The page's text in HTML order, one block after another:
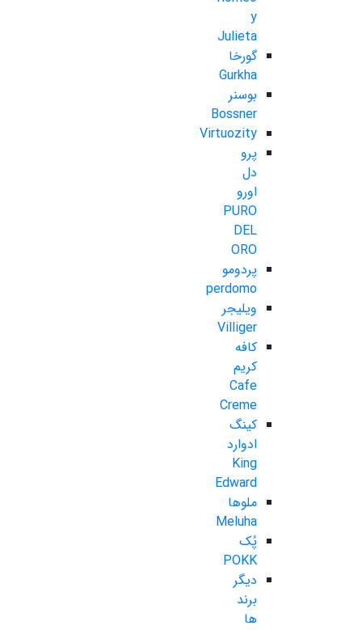
y
Julieta
گورخا
Gurkha
بوسنر
Bossner
Virtuozity
پرو
دل
اورو
PURO
DEL
ORO
پردومو
perdomo
ویلیجر
Villiger
کافه
کریم
Cafe
Creme
کینگ
ادوارد
King
Edward
ملوها
Meluha
پُک
POKK
دیگر
برند
ها